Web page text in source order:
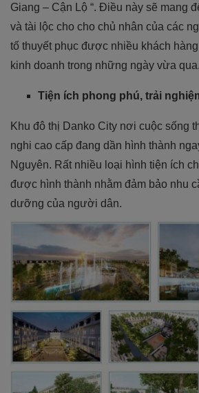
Giang – Cận Lộ “. Điều này sẽ mang
và tài lộc cho cho chủ nhân của các
tố thuyết phục được nhiều khách
kinh doanh trong những ngày vừa qua.
Tiện ích phong phú, trải
Khu đô thị Danko City nơi cuộc sống
nghi cao cấp đang dần hình thành
Nguyên. Rất nhiều loại hình tiện ích
được hình thành nhằm đảm bảo nhu
dưỡng của người dân.